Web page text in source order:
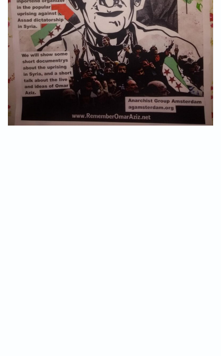
VB FRIESLAND
VB WEST-FRIESLAND
ZWARTE MUGGEN
WERKGROEP ARBEID
WERKGROEP PROPAGANDA
Oproep
Demo
Update